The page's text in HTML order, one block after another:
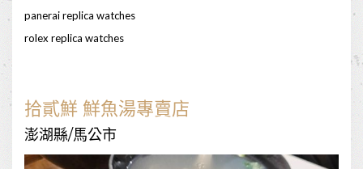
panerai replica watches
rolex replica watches
拾貳鮮 鮮魚湯專賣店
澎湖縣/馬公市